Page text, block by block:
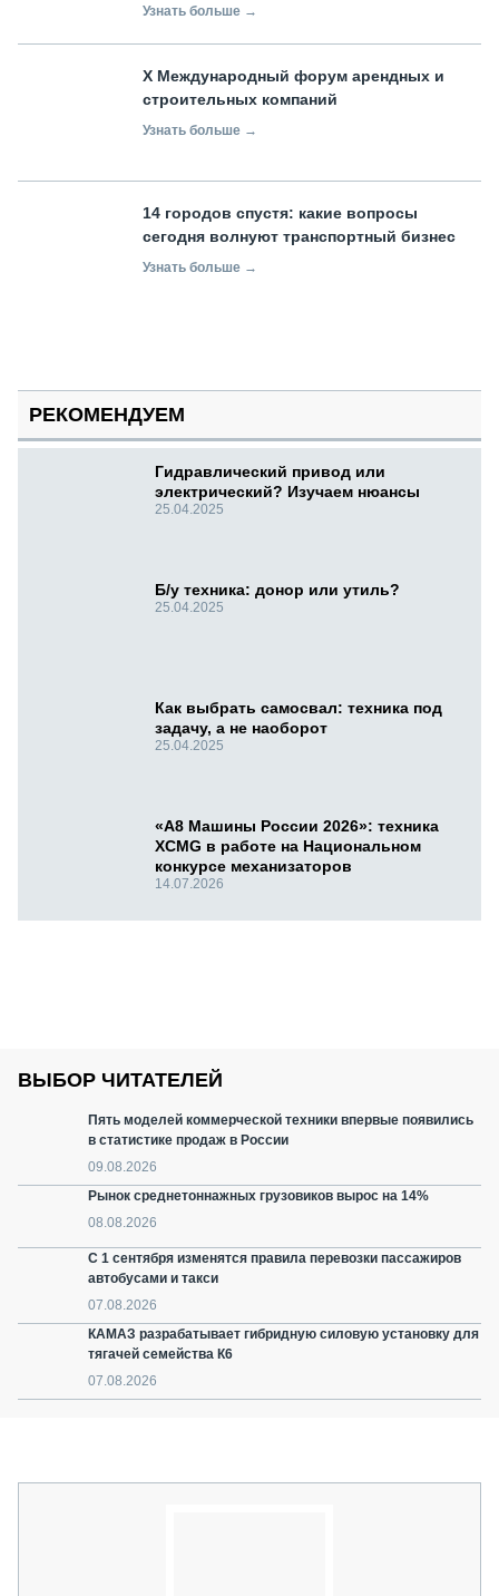
Узнать больше →
X Международный форум арендных и
строительных компаний
Узнать больше →
14 городов спустя: какие вопросы
сегодня волнуют транспортный бизнес
Узнать больше →
РЕКОМЕНДУЕМ
Гидравлический привод или
электрический? Изучаем нюансы
25.04.2025
Б/у техника: донор или утиль?
25.04.2025
Как выбрать самосвал: техника под
задачу, а не наоборот
25.04.2025
«А8 Машины России 2026»: техника
XCMG в работе на Национальном
конкурсе механизаторов
14.07.2026
ВЫБОР ЧИТАТЕЛЕЙ
Пять моделей коммерческой техники впервые появились
в статистике продаж в России
09.08.2026
Рынок среднетоннажных грузовиков вырос на 14%
08.08.2026
С 1 сентября изменятся правила перевозки пассажиров
автобусами и такси
07.08.2026
КАМАЗ разрабатывает гибридную силовую установку для
тягачей семейства К6
07.08.2026